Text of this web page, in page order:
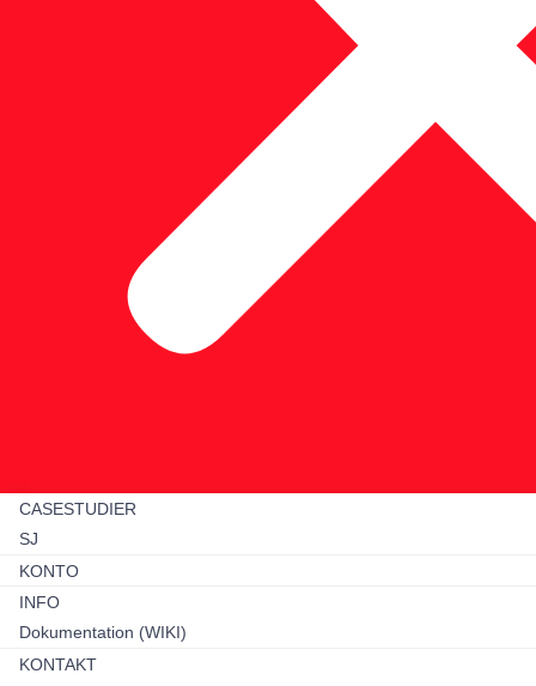
CASESTUDIER
SJ
KONTO
INFO
Dokumentation (WIKI)
KONTAKT